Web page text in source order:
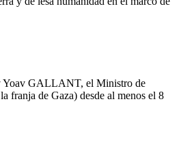
Yoav GALLANT, el Ministro de
franja de Gaza) desde al menos el 8